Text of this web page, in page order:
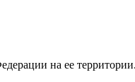
на ее территории.